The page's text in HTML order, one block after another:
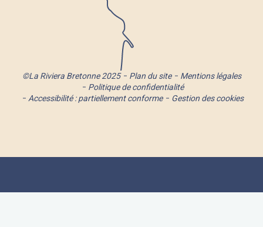
©La Riviera Bretonne 2025 Plan du site
Mentions légales
Politique de confidentialité
Accessibilité : partiellement conforme
Gestion des cookies